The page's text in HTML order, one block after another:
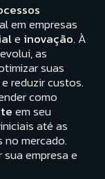
em empresas
e inovação. À
evolui, as
suas
reduzir custos.
como
em seu
até as
no mercado.
empresa e